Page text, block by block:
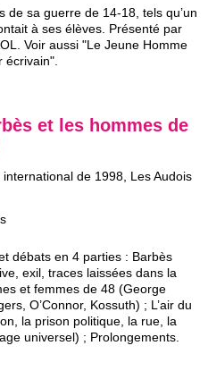
de sa guerre de 14-18, tels qu’un
à ses élèves. Présenté par
Voir aussi "Le Jeune Homme
écrivain".
et les hommes de
de 1998, Les Audois
débats en 4 parties : Barbès
exil, traces laissées dans la
et femmes de 48 (George
O’Connor, Kossuth) ; L’air du
la prison politique, la rue, la
universel) ; Prolongements.